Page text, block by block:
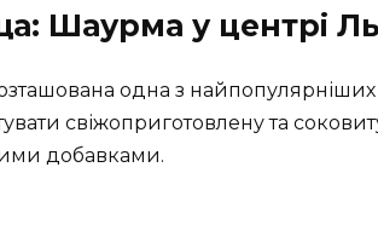
Шаурма у центрі
одна з
свіжоприготовлену та
добавками.